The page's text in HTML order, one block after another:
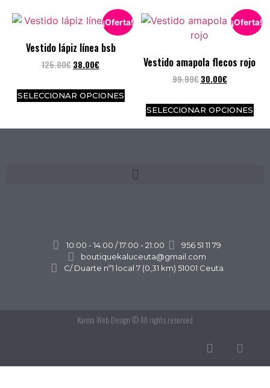
¡Oferta!
Vestido lápiz línea bsb
125.00€ 38.00€
SELECCIONAR OPCIONES
¡Oferta!
Vestido amapola flecos rojo
99.99€ 30.00€
SELECCIONAR OPCIONES
10:00 - 14:00 / 17:00 - 21:00
956 51 11 79
boutiquekaluceuta@gmail.com
C/ Duarte nº1 local 7 (0,31 km) 51001 Ceuta
Karma Web Design © All rights reserved